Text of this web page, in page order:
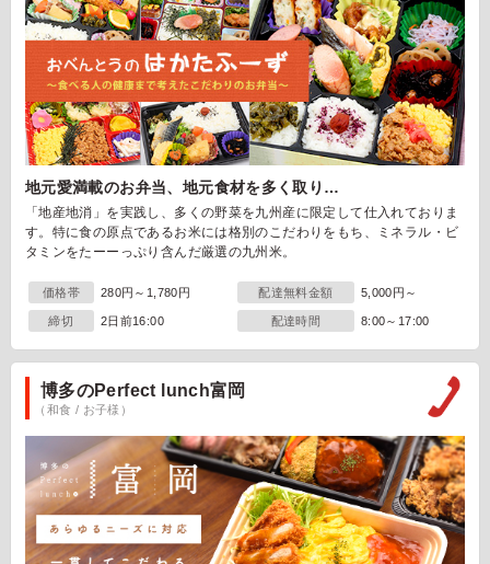
地元愛満載のお弁当、地元食材を多く取り…
「地産地消」を実践し、多くの野菜を九州産に限定して仕入れておりま
す。特に食の原点であるお米には格別のこだわりをもち、ミネラル・ビ
タミンをたーーっぷり含んだ厳選の九州米。
価格帯 280円～1,780円 配達無料金額 5,000円～
締切 2日前16:00 配達時間 8:00～17:00
博多のPerfect lunch富岡
（和食 / お子様）